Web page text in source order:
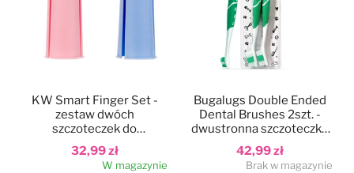
32,99 zł
KW Smart Finger Set -
zestaw dwóch
szczoteczek do
czyszczenia zębów psa i
kota, nakładane na palec
W magazynie
42,99 zł
Bugalugs Double Ended
Dental Brushes 2szt. -
dwustronna szczoteczka
do zębów psa i kota
Brak w magazynie